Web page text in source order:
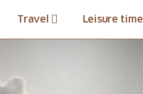
Travel Leisure time